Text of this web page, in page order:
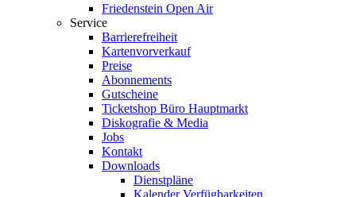
Friedenstein Open Air
Service
Barrierefreiheit
Kartenvorverkauf
Preise
Abonnements
Gutscheine
Ticketshop Büro Hauptmarkt
Diskografie & Media
Jobs
Kontakt
Downloads
Dienstpläne
Kalender Verfügbarkeiten